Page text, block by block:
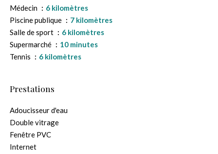
Médecin
6 kilomètres
Piscine publique
7 kilomètres
Salle de sport
6 kilomètres
Supermarché
10 minutes
Tennis
6 kilomètres
Prestations
Adoucisseur d'eau
Double vitrage
Fenêtre PVC
Internet